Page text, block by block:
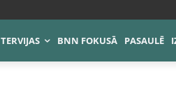
BNN FOKUSĀ PASAULĒ